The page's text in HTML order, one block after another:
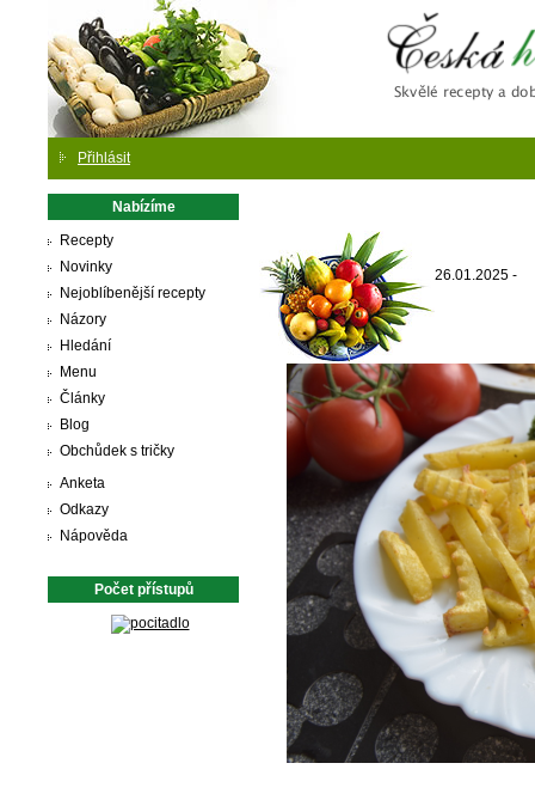
Přihlásit
Nabízíme
Recepty
Novinky
Nejoblíbenější recepty
Názory
Hledání
Menu
Články
Blog
Obchůdek s tričky
Anketa
Odkazy
Nápověda
Počet přístupů
26.01.2025 -